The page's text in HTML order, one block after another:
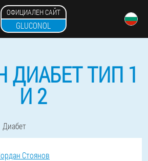
ОФИЦИАЛЕН САЙТ
GLUCONOL
ДИАБЕТ ТИП 1
И 2
Диабет
Стоянов